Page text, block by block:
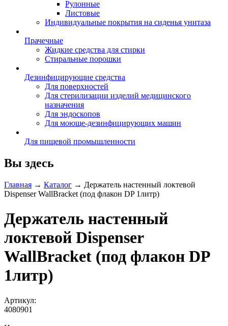
Рулонные
Листовые
Индивидуальные покрытия на сиденья унитаза
Прачечные
Жидкие средства для стирки
Стиральные порошки
Дезинфицирующие средства
Для поверхностей
Для стерилизации изделий медицинского
назначения
Для эндоскопов
Для моюще-дезинфицирующих машин
Для пищевой промышленности
Вы здесь
Главная → Каталог → Держатель настенный локтевой
Dispenser WallBracket (под флакон DP 1литр)
Держатель настенный
локтевой Dispenser
WallBracket (под флакон DP
1литр)
Артикул:
4080901